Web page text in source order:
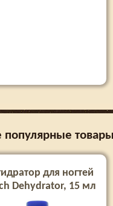
товары
для ногтей
Dehydrator, 15 мл